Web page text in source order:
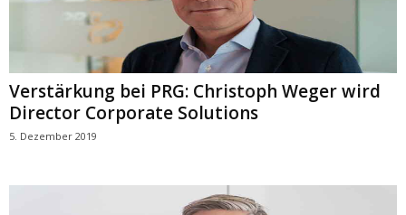
Verstärkung bei PRG: Christoph Weger wird
Director Corporate Solutions
5. Dezember 2019